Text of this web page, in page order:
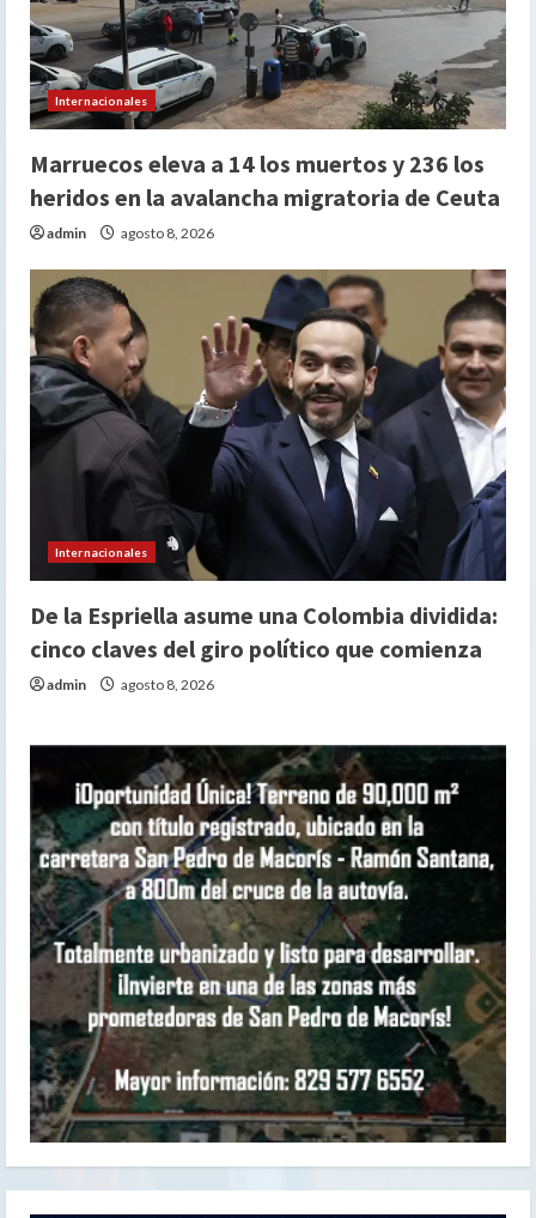
Internacionales
Marruecos eleva a 14 los muertos y 236 los
heridos en la avalancha migratoria de Ceuta
admin agosto 8, 2026
Internacionales
De la Espriella asume una Colombia dividida:
cinco claves del giro político que comienza
admin agosto 8, 2026